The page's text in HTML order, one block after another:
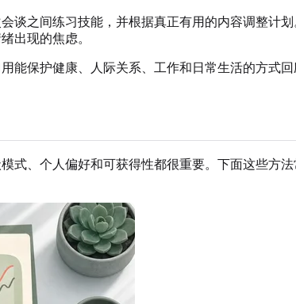
谈之间练习技能，并根据真正有用的内容调整计
出现的焦虑。
能保护健康、人际关系、工作和日常生活的方式
式、个人偏好和可获得性都很重要。下面这些方